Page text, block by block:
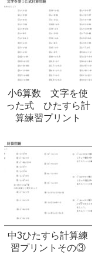
小6算数 文字を使
った式 ひたすら計
算練習プリント
中3ひたすら計算練
習プリントその③